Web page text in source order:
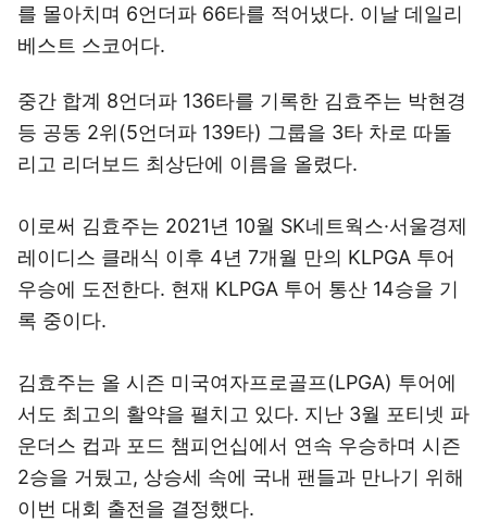
를 몰아치며 6언더파 66타를 적어냈다. 이날 데일리
베스트 스코어다.
중간 합계 8언더파 136타를 기록한 김효주는 박현경
등 공동 2위(5언더파 139타) 그룹을 3타 차로 따돌
리고 리더보드 최상단에 이름을 올렸다.
이로써 김효주는 2021년 10월 SK네트웍스·서울경제
레이디스 클래식 이후 4년 7개월 만의 KLPGA 투어
우승에 도전한다. 현재 KLPGA 투어 통산 14승을 기
록 중이다.
김효주는 올 시즌 미국여자프로골프(LPGA) 투어에
서도 최고의 활약을 펼치고 있다. 지난 3월 포티넷 파
운더스 컵과 포드 챔피언십에서 연속 우승하며 시즌
2승을 거뒀고, 상승세 속에 국내 팬들과 만나기 위해
이번 대회 출전을 결정했다.